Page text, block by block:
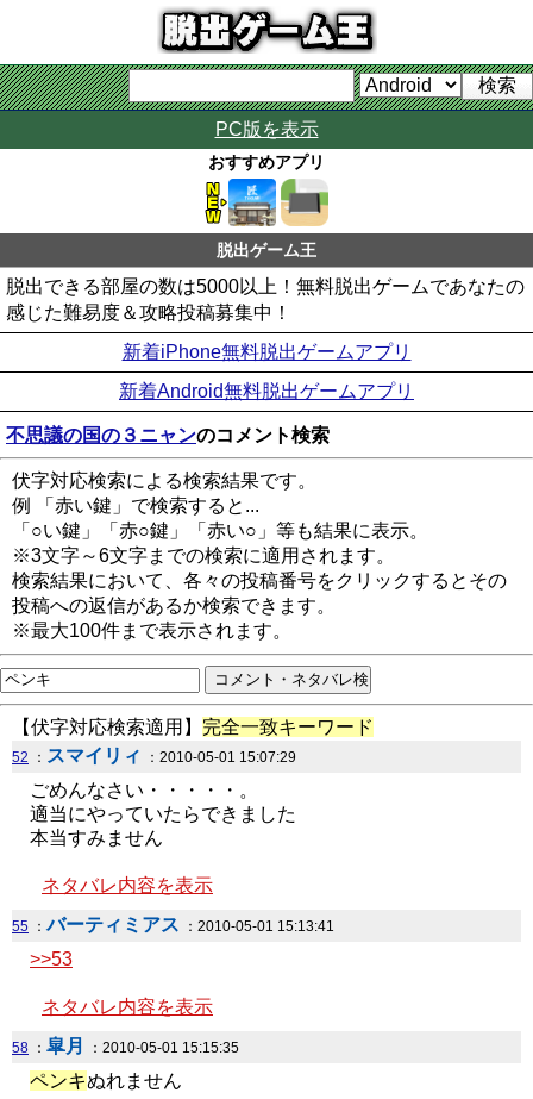
PC版を表示
おすすめアプリ
脱出ゲーム王
脱出できる部屋の数は5000以上！無料脱出ゲームであなたの
感じた難易度＆攻略投稿募集中！
新着iPhone無料脱出ゲームアプリ
新着Android無料脱出ゲームアプリ
不思議の国の３ニャンのコメント検索
伏字対応検索による検索結果です。
例 「赤い鍵」で検索すると...
「○い鍵」「赤○鍵」「赤い○」等も結果に表示。
※3文字～6文字までの検索に適用されます。
検索結果において、各々の投稿番号をクリックするとその
投稿への返信があるか検索できます。
※最大100件まで表示されます。
【伏字対応検索適用】 完全一致キーワード
52 ： スマイリィ ：2010-05-01 15:07:29
ごめんなさい・・・・・。
適当にやっていたらできました
本当すみません
ネタバレ内容を表示
55 ：バーティミアス ：2010-05-01 15:13:41
>>53
ネタバレ内容を表示
58 ： 皐月 ：2010-05-01 15:15:35
ペンキぬれません